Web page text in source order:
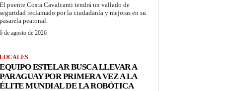
El puente Costa Cavalcanti tendrá un vallado de
seguridad reclamado por la ciudadanía y mejoras en su
pasarela peatonal.
6 de agosto de 2026
LOCALES
EQUIPO ESTELAR BUSCA LLEVAR A
PARAGUAY POR PRIMERA VEZ A LA
ÉLITE MUNDIAL DE LA ROBÓTICA